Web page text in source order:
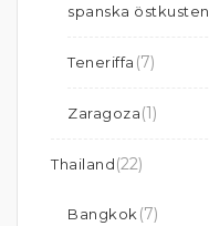
spanska östkusten
Teneriffa (7)
Zaragoza(1)
Thailand(22)
Bangkok (7)